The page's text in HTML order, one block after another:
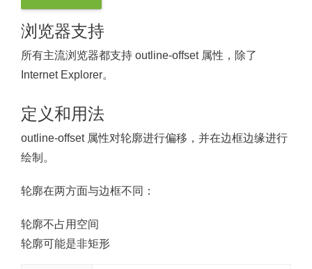
浏览器支持
所有主流浏览器都支持 outline-offset 属性，除了
Internet Explorer。
定义和用法
outline-offset 属性对轮廓进行偏移，并在边框边缘进行
绘制。
轮廓在两方面与边框不同：
轮廓不占用空间
轮廓可能是非矩形